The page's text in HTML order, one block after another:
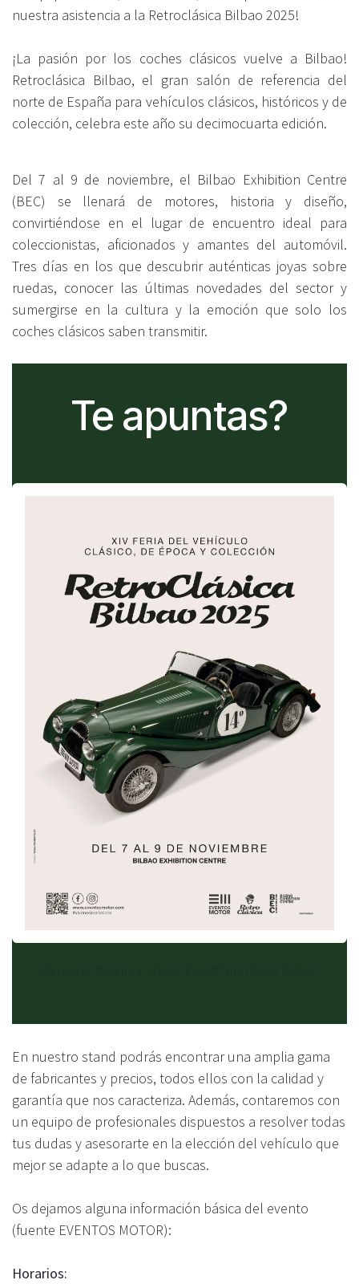
nuestra asistencia a la Retroclásica Bilbao 2025!
¡La pasión por los coches clásicos vuelve a Bilbao!
Retroclásica Bilbao, el gran salón de referencia del
norte de España para vehículos clásicos, históricos y de
colección, celebra este año su decimocuarta edición.
Del 7 al 9 de noviembre, el Bilbao Exhibition Centre
(BEC) se llenará de motores, historia y diseño,
convirtiéndose en el lugar de encuentro ideal para
coleccionistas, aficionados y amantes del automóvil.
Tres días en los que descubrir auténticas joyas sobre
ruedas, conocer las últimas novedades del sector y
sumergirse en la cultura y la emoción que solo los
coches clásicos saben transmitir.
Te apuntas?
En nuestro stand podrás encontrar una amplia gama
de fabricantes y precios, todos ellos con la calidad y
garantía que nos caracteriza. Además, contaremos con
un equipo de profesionales dispuestos a resolver todas
tus dudas y asesorarte en la elección del vehículo que
mejor se adapte a lo que buscas.
Os dejamos alguna información básica del evento
(fuente EVENTOS MOTOR):
Horarios: